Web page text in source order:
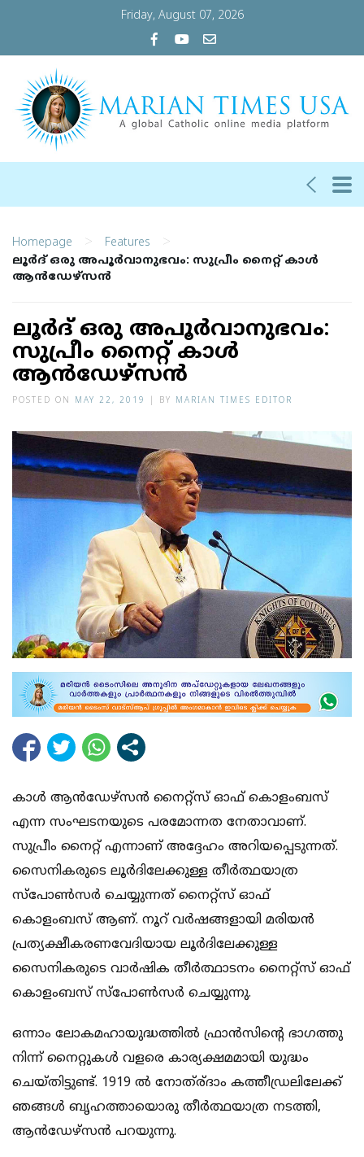
Friday, August 07, 2026
Homepage > Features >
ലൂര്‍ദ് ഒരു അപൂര്‍വാനുഭവം: സുപ്രീം നൈറ്റ് കാള്‍
ആന്‍ഡേഴ്‌സന്‍
ലൂര്‍ദ് ഒരു അപൂര്‍വാനുഭവം:
സുപ്രീം നൈറ്റ് കാള്‍
ആന്‍ഡേഴ്‌സന്‍
POSTED ON MAY 22, 2019 BY MARIAN TIMES EDITOR
കാള്‍ ആന്‍ഡേഴ്‌സന്‍ നൈറ്റ്‌സ് ഓഫ് കൊളംബസ്
എന്ന സംഘടനയുടെ പരമോന്നത നേതാവാണ്.
സുപ്രീം നൈറ്റ് എന്നാണ് അദ്ദേഹം അറിയപ്പെടുന്നത്.
സൈനികരുടെ ലൂര്‍ദിലേക്കുള്ള തീര്‍ത്ഥയാത്ര
സ്‌പോണ്‍സര്‍ ചെയ്യുന്നത് നൈറ്റ്‌സ് ഓഫ്
കൊളംബസ് ആണ്. നൂറ് വര്‍ഷങ്ങളായി മരിയന്‍
പ്രത്യക്ഷീകരണവേദിയായ ലൂര്‍ദിലേക്കുള്ള
സൈനികരുടെ വാര്‍ഷിക തീര്‍ത്ഥാടനം നൈറ്റ്‌സ് ഓഫ്
കൊളംബസ് സ്‌പോണ്‍സര്‍ ചെയ്യുന്നു.
ഒന്നാം ലോകമഹായുദ്ധത്തില്‍ ഫ്രാന്‍സിന്റെ ഭാഗത്തു
നിന്ന് നൈറ്റുകള്‍ വളരെ കാര്യക്ഷമമായി യുദ്ധം
ചെയ്തിട്ടുണ്ട്. 1919 ല്‍ നോത്ര്ദാം കത്തീഡ്രലിലേക്ക്
ഞങ്ങള്‍ ബൃഹത്തായൊരു തീര്‍ത്ഥയാത്ര നടത്തി,
ആന്‍ഡേഴ്‌സന്‍ പറയുന്നു.